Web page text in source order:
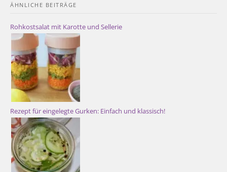
ÄHNLICHE BEITRÄGE
Rohkostsalat mit Karotte und Sellerie
Rezept für eingelegte Gurken: Einfach und klassisch!